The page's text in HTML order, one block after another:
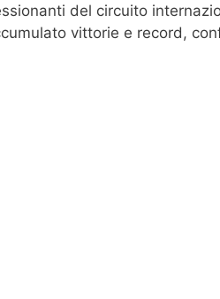
del circuito
vittorie e record,